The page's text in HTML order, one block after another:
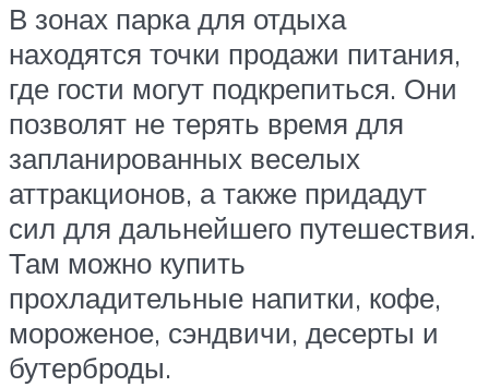
В зонах парка для отдыха
находятся точки продажи питания,
где гости могут подкрепиться. Они
позволят не терять время для
запланированных веселых
аттракционов, а также придадут
сил для дальнейшего путешествия.
Там можно купить
прохладительные напитки, кофе,
мороженое, сэндвичи, десерты и
бутерброды.